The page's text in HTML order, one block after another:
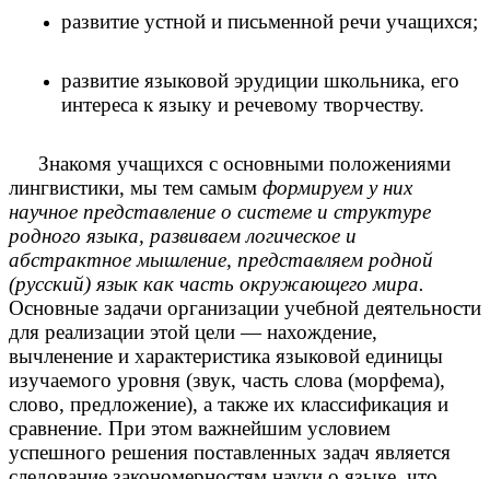
развитие устной и письменной речи учащихся;
развитие языковой эрудиции школьника, его
интереса к языку и речевому творчеству.
Знакомя учащихся с основными положениями
лингвистики, мы тем самым формируем у них
научное представление о системе и структуре
родного языка, развиваем логическое и
абстрактное мышление, представляем родной
(русский) язык как часть окружающего мира.
Основные задачи организации учебной деятельности
для реализации этой цели — нахождение,
вычленение и характеристика языковой единицы
изучаемого уровня (звук, часть слова (морфема),
слово, предложение), а также их классификация и
сравнение. При этом важнейшим условием
успешного решения поставленных задач является